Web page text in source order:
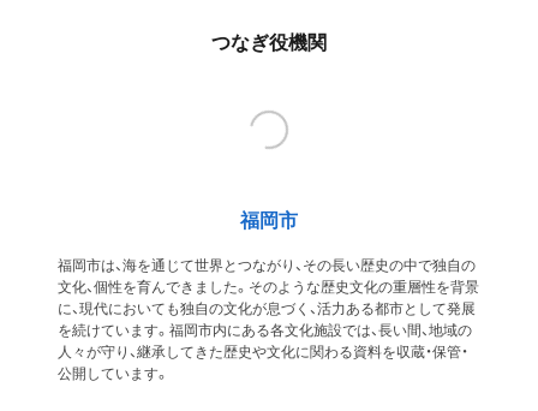
つなぎ役機関
福岡市
福岡市は、海を通じて世界とつながり、その長い歴史の中で独自の
文化、個性を育んできました。そのような歴史文化の重層性を背景
に、現代においても独自の文化が息づく、活力ある都市として発展
を続けています。福岡市内にある各文化施設では、長い間、地域の
人々が守り、継承してきた歴史や文化に関わる資料を収蔵・保管・
公開しています。